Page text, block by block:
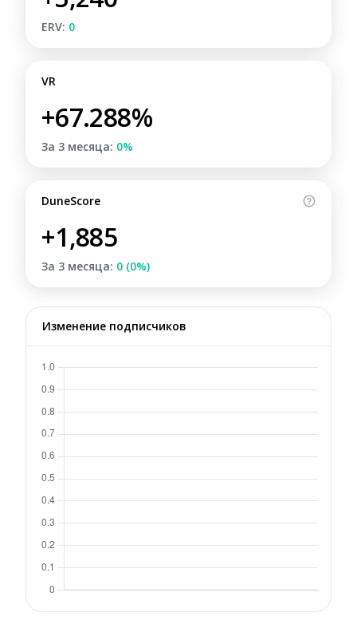
ERV: 0
VR
+67.288%
За 3 месяца: 0%
DuneScore
+1,885
За 3 месяца: 0 (0%)
Изменение подписчиков